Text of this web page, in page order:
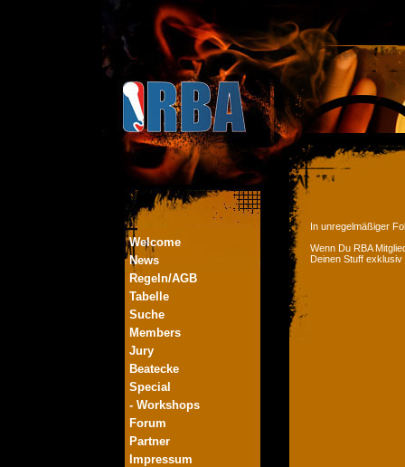
Welcome
News
Regeln/AGB
Tabelle
Suche
Members
Jury
Beatecke
Special
- Workshops
Forum
Partner
Impressum
In unregelmäßiger
Wenn Du RBA
Deinen Stuff